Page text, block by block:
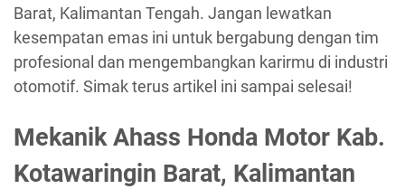
Barat, Kalimantan Tengah. Jangan lewatkan
kesempatan emas ini untuk bergabung dengan tim
profesional dan mengembangkan karirmu di industri
otomotif. Simak terus artikel ini sampai selesai!
Mekanik Ahass Honda Motor Kab.
Kotawaringin Barat, Kalimantan